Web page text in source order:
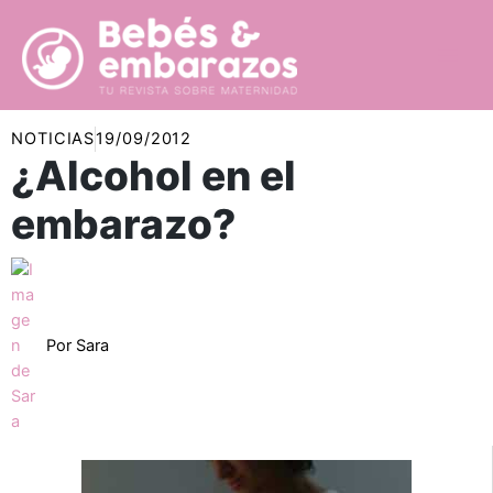
contenido
NOTICIAS19/09/2012
¿Alcohol en el
embarazo?
Por Sara